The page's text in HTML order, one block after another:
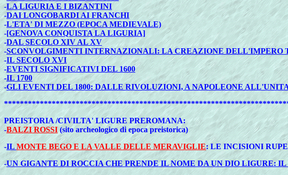
-LA LIGURIA E I BIZANTINI
-DAI LONGOBARDI AI FRANCHI
-L'ETA' DI MEZZO (EPOCA MEDIEVALE)
-[GENOVA CONQUISTA LA LIGURIA]
-DAL SECOLO XIV AL XV
-SCONVOLGIMENTI INTERNAZIONALI: LA CREAZIONE DELL'IMPERO
-IL SECOLO XVI
-EVENTI SIGNIFICATIVI DEL 1600
-IL 1700
-GLI EVENTI DEL 1800: DALLE RIVOLUZIONI, A NAPOLEONE
PREISTORIA /CIVILTA' LIGURE PREROMANA:
-BALZI ROSSI(sito archeologico di epoca preistorica)
-ILMONTE BEGO E LA VALLE DELLE MERAVIGLIE: LE INCISIONI
-UN GIGANTE DI ROCCIA CHE PRENDE IL NOME DA UN DIO LIGURE: IL